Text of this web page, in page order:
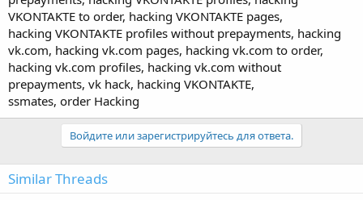
VKONTAKTE to order, hacking VKONTAKTE pages,
hacking VKONTAKTE profiles without prepayments, hacking
vk.com, hacking vk.com pages, hacking vk.com to order,
hacking vk.com profiles, hacking vk.com without
prepayments, vk hack, hacking VKONTAKTE,
ssmates, order Hacking
Войдите или зарегистрируйтесь для ответа.
Similar Threads